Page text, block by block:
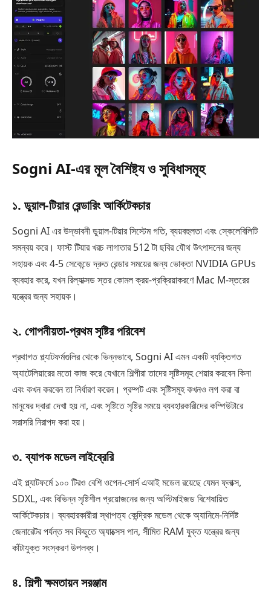
Sogni AI-এর মূল বৈশিষ্ট্য ও সুবিধাসমূহ
১. ডুয়াল-টিয়ার রেন্ডারিং আর্কিটেকচার
Sogni AI এর উদ্ভাবনী ডুয়াল-টিয়ার সিস্টেম গতি, ব্যয়বহুলতা এবং স্কেলেবিলিটি
সমন্বয় করে। ফাস্ট টিয়ার খরচ লাগাতার 512 টা ছবির যৌথ উৎপাদনের জন্য
সহায়ক এবং 4-5 সেকেন্ডে দ্রুত রেন্ডার সময়ের জন্য ভোক্তা NVIDIA GPUs
ব্যবহার করে, যখন রিল্যাক্সড স্তর কোমল ক্রয়-প্রক্রিয়াকরণে Mac M-স্তরের
যন্ত্রের জন্য সহায়ক।
২. গোপনীয়তা-প্রথম সৃষ্টির পরিবেশ
প্রথাগত প্ল্যাটফর্মগুলির থেকে ভিন্নভাবে, Sogni AI এমন একটি ব্যক্তিগত
অ্যাটেলিয়ারের মতো কাজ করে যেখানে শিল্পীরা তাদের সৃষ্টিসমূহ শেয়ার করবেন কিনা
এবং কখন করবেন তা নির্ধারণ করেন। প্রম্পট এবং সৃষ্টিসমূহ কখনও লগ করা বা
মানুষের দ্বারা দেখা হয় না, এবং সৃষ্টিতে সৃষ্টির সময়ে ব্যবহারকারীদের কম্পিউটারে
সরাসরি নিরাপদ করা হয়।
৩. ব্যাপক মডেল লাইব্রেরি
এই প্ল্যাটফর্মে ১০০ টিরও বেশি ওপেন-সোর্স এআই মডেল রয়েছে যেমন ফ্লাক্স,
SDXL, এবং বিভিন্ন সৃষ্টিশীল প্রয়োজনের জন্য অপ্টিমাইজড বিশেষায়িত
আর্কিটেকচার। ব্যবহারকারীরা স্থাপত্য কেন্দ্রিক মডেল থেকে অ্যানিমে-নির্দিষ্ট
জেনারেটর পর্যন্ত সব কিছুতে অ্যাক্সেস পান, সীমিত RAM যুক্ত যন্ত্রের জন্য
কাঁটাযুক্ত সংস্করণ উপলব্ধ।
৪. শিল্পী ক্ষমতায়ন সরঞ্জাম